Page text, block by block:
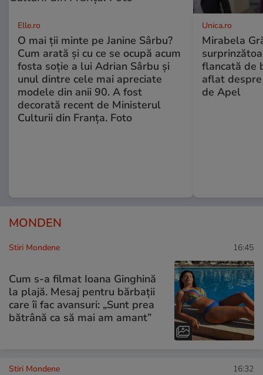
Elle.ro
O mai ții minte pe Janine Sârbu?
Cum arată și cu ce se ocupă acum
fosta soție a lui Adrian Sârbu și
unul dintre cele mai apreciate
modele din anii 90. A fost
decorată recent de Ministerul
Culturii din Franța. Foto
Unica.ro
Mirabela
flancată de
aflat
de Apel
MONDEN
Stiri Mondene 16:45
Cum s-a filmat Ioana Ginghină
la plajă. Mesaj pentru bărbații
care îi fac avansuri: „Sunt prea
bătrână ca să mai am amant”
Stiri Mondene 16:32